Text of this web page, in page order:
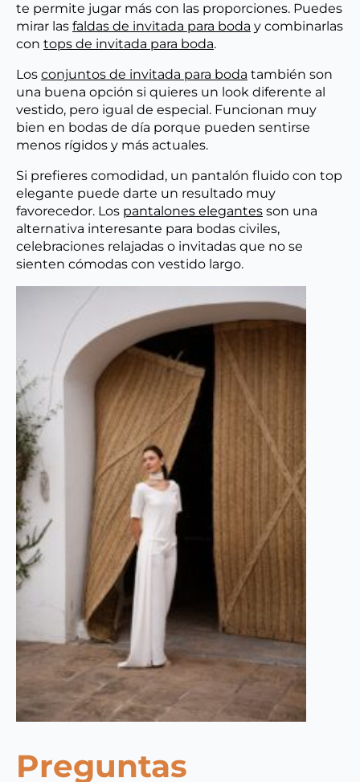
te permite jugar más con las proporciones. Puedes
mirar las faldas de invitada para boda y combinarlas
con tops de invitada para boda.
Los conjuntos de invitada para boda también son
una buena opción si quieres un look diferente al
vestido, pero igual de especial. Funcionan muy
bien en bodas de día porque pueden sentirse
menos rígidos y más actuales.
Si prefieres comodidad, un pantalón fluido con top
elegante puede darte un resultado muy
favorecedor. Los pantalones elegantes son una
alternativa interesante para bodas civiles,
celebraciones relajadas o invitadas que no se
sienten cómodas con vestido largo.
Preguntas